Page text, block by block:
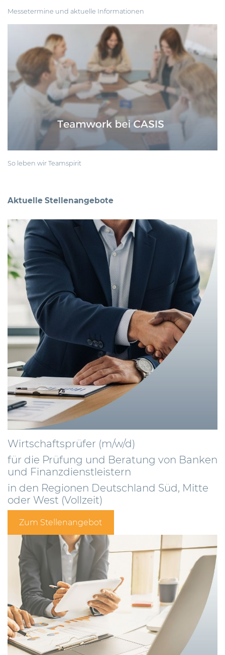
Messetermine und aktuelle Informationen
So leben wir Teamspirit
Aktuelle Stellenangebote
Wirtschaftsprüfer (m/w/d)
für die Prüfung und Beratung von Banken
und Finanzdienstleistern
in den Regionen Deutschland Süd, Mitte
oder West (Vollzeit)
Zum Stellenangebot